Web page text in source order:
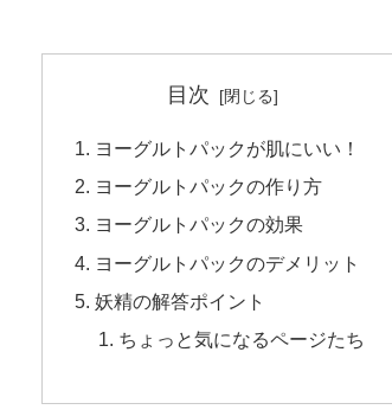
目次
ヨーグルトパックが肌にいい！
ヨーグルトパックの作り方
ヨーグルトパックの効果
ヨーグルトパックのデメリット
妖精の解答ポイント
ちょっと気になるページたち